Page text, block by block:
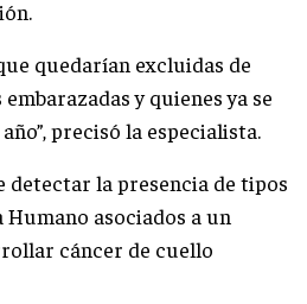
quedarían excluidas de
y quienes ya se
precisó la especialista.
detectar la presencia de tipos
asociados a un
cáncer de cuello